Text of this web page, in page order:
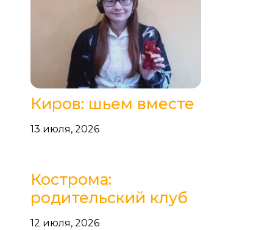
Киров: шьем вместе
13 июля, 2026
Кострома:
родительский клуб
12 июля, 2026